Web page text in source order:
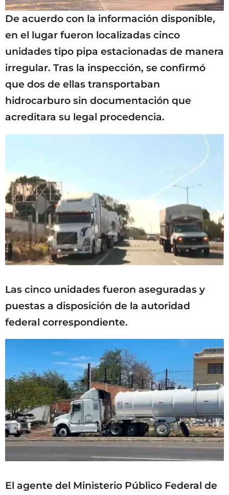
De acuerdo con la información disponible,
en el lugar fueron localizadas cinco
unidades tipo pipa estacionadas de manera
irregular. Tras la inspección, se confirmó
que dos de ellas transportaban
hidrocarburo sin documentación que
acreditara su legal procedencia.
Las cinco unidades fueron aseguradas y
puestas a disposición de la autoridad
federal correspondiente.
El agente del Ministerio Público Federal de